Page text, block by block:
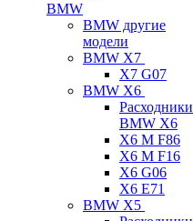
BMW
BMW другие
модели
BMW X7
X7 G07
BMW X6
Расходники
BMW X6
X6 M F86
X6 M F16
X6 G06
X6 E71
BMW X5